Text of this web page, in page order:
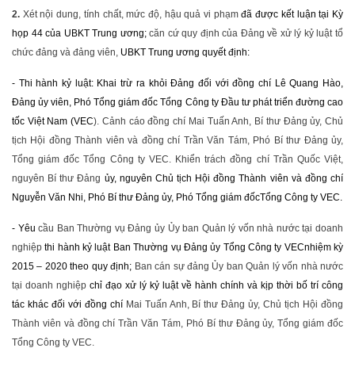
2. Xét nội dung, tính chất, mức độ, hậu quả vi phạmđã được kết luận tại Kỳ
họp 44của UBKT Trung ương;căn cứ quy định của Đảng về xử lý kỷ luật tổ
chức đảng và đảng viên, UBKT Trung ương quyết định:
- Thi hành kỷ luật: Khai trừ ra khỏi Đảng đối với đồng chí Lê Quang Hào,
Đảng ủy viên, Phó Tổng giám đốc Tổng Công ty Đầu tư phát triển đường cao
tốc Việt Nam (VEC). Cảnh cáo đồng chí Mai Tuấn Anh, Bí thư Đảng ủy, Chủ
tịch Hội đồng Thành viên và đồng chí Trần Văn Tám, Phó Bí thư Đảng ủy,
Tổng giám đốc Tổng Công ty VEC. Khiển trách đồng chí Trần Quốc Việt,
nguyên Bí thư Đảng ủy, nguyên Chủ tịch Hội đồng Thành viên và đồng chí
Nguyễn Văn Nhi, Phó Bí thư Đảng ủy, Phó Tổng giám đốcTổng Công ty VEC.
- Yêucầu Ban Thường vụ Đảng ủy Ủy ban Quản lý vốn nhà nước tại doanh
nghiệpthi hành kỷ luật Ban Thường vụ Đảng ủy Tổng Công ty VECnhiệm kỳ
2015 – 2020 theo quy định; Ban cán sự đảng Ủy ban Quản lý vốn nhà nước
tại doanh nghiệp chỉ đạo xử lý kỷ luật về hành chính và kịp thời bố trí công
tác khác đối với đồng chí Mai Tuấn Anh, Bí thư Đảng ủy, Chủ tịch Hội đồng
Thành viên và đồng chí Trần Văn Tám, Phó Bí thư Đảng ủy, Tổng giám đốc
Tổng Công ty VEC.